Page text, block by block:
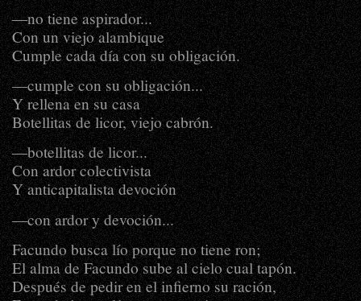
―no tiene aspirador...
Con un viejo alambique
Cumple cada día con su obligación.
―cumple con su obligación...
Y rellena en su casa
Botellitas de licor, viejo cabrón.
―botellitas de licor...
Con ardor colectivista
Y anticapitalista devoción
―con ardor y devoción...
Facundo busca lío porque no tiene ron;
El alma de Facundo sube al cielo cual tapón.
Después de pedir en el infierno su ración,